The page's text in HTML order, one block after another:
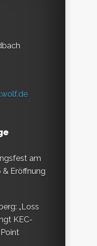
am
& Eröffnung
„Loss
KEC-